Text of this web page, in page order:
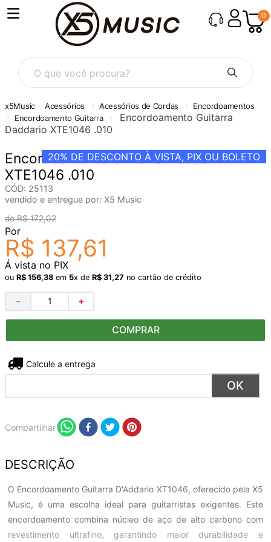
0
O que você procura?
Acessórios Acessórios de Cordas
Encordoamentos
Encordoamento Guitarra
Encordoamento Guitarra
Daddario XTE1046 .010
20% DE DESCONTO À VISTA, PIX OU BOLETO
Encordoamento Guitarra Daddario
XTE1046 .010
CÓD: 25113
vendido e entregue por: X5 Music
R$ 172,02
Por
R$ 137,61
Á vista no PIX
ou R$ 156,38 em 5x de R$ 31,27 no cartão de crédito
＋
－
COMPRAR
Não sei meu CEP
Compartilhar
DESCRIÇÃO
O Encordoamento Guitarra D'Addario XT1046, oferecido pela X5
Music, é uma escolha ideal para guitarristas exigentes. Este
encordoamento combina núcleo de aço de alto carbono com
revestimento ultrafino, garantindo maior durabilidade e